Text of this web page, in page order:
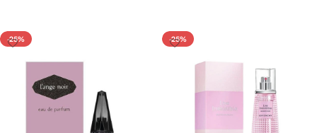
-25% -25%